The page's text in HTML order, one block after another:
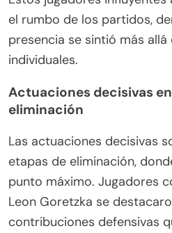
el rumbo de los partidos,
presencia se sintió más
individuales.
Actuaciones decisivas
eliminación
Las actuaciones decisivas
etapas de eliminación,
punto máximo. Jugadores
Leon Goretzka se
contribuciones defensivas